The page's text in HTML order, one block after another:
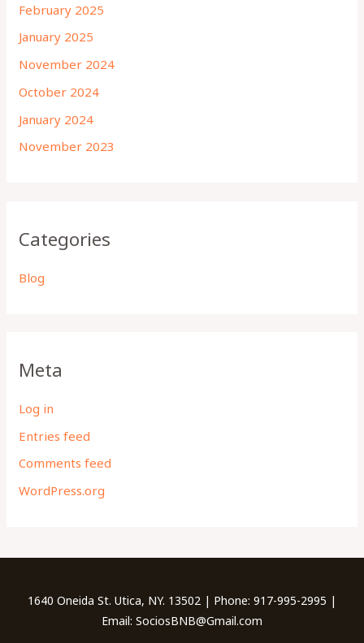
February 2025
January 2025
November 2024
October 2024
January 2024
November 2023
Categories
Blog
Meta
Log in
Entries feed
Comments feed
WordPress.org
1640 Oneida St. Utica, NY. 13502 | Phone: 917-995-2995 |
Email: SociosBNB@Gmail.com